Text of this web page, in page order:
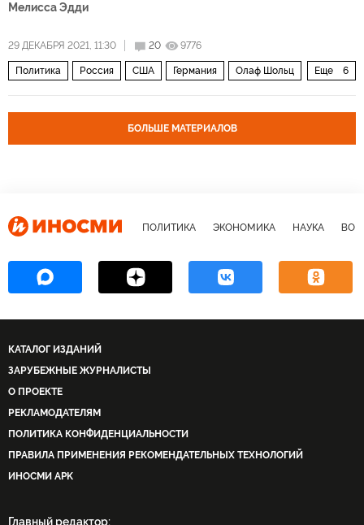
Мелисса Эдди
29 ДЕКАБРЯ 2021, 11:30 20 9776
Еще 6
Политика Россия США Германия Олаф Шольц
газовый кризис сертификация
БОЛЬШЕ МАТЕРИАЛОВ
ПОЛИТИКА ЭКОНОМИКА НАУКА
КАТАЛОГ ИЗДАНИЙ
ЗАРУБЕЖНЫЕ ЖУРНАЛИСТЫ
О ПРОЕКТЕ
РЕКЛАМОДАТЕЛЯМ
ПОЛИТИКА КОНФИДЕНЦИАЛЬНОСТИ
ПРАВИЛА ПРИМЕНЕНИЯ РЕКОМЕНДАТЕЛЬНЫХ ТЕХНОЛОГИЙ
ИНОСМИ APK
Главный редактор: